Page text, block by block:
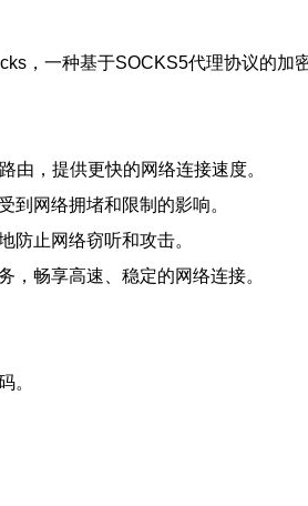
，一种基于SOCKS5代理协议的
由，提供更快的网络连接速度。
到网络拥堵和限制的影响。
防止网络窃听和攻击。
畅享高速、稳定的网络连接。
。